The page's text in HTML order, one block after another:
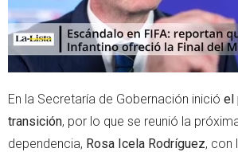
En la Secretaría de Gobernación inició el
transición, por lo que se reunió la
dependencia, Rosa Icela Rodríguez, con